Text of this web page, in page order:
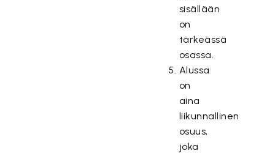
sisällään
on
tärkeässä
osassa.
Alussa
on
aina
liikunnallinen
osuus,
joka